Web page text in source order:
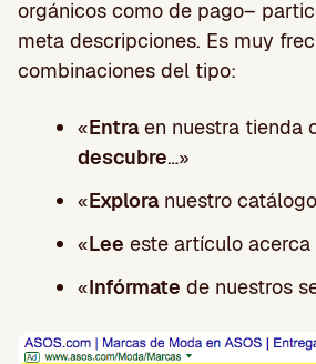
orgánicos como de pago–
meta descripciones. Es muy
combinaciones del tipo:
«Entraen nuestra tienda
descubre…»
«Exploranuestro
«Lee este artículo acerca
«Infórmate de nuestros